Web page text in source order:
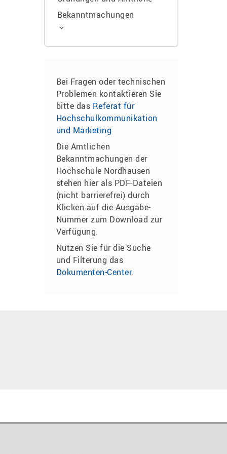
Bekanntmachungen
Bei Fragen oder technischen
Problemen kontaktieren Sie
bitte das Referat für
Hochschulkommunikation
und Marketing
Die Amtlichen
Bekanntmachungen der
Hochschule Nordhausen
stehen hier als PDF-Dateien
(nicht barrierefrei) durch
Klicken auf die Ausgabe-
Nummer zum Download zur
Verfügung.
Nutzen Sie für die Suche
und Filterung das
Dokumenten-Center.